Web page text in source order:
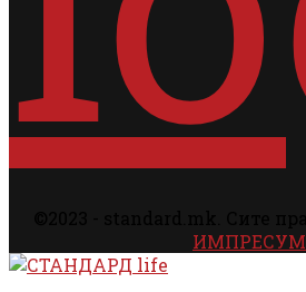
ИМПРЕСУМ
Facebook
Instagram
Email
Rss